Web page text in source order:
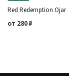
Red Redemption Ojar
от 280₽